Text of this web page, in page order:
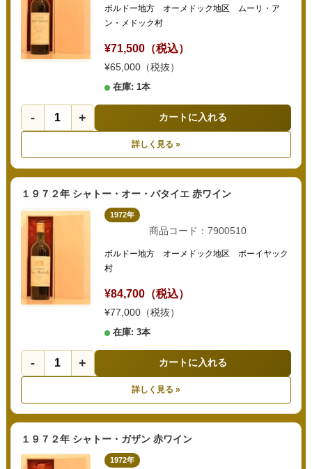
ボルドー地方 オーメドック地区 ムーリ・ア
ン・メドック村
¥71,500（税込）
¥65,000（税抜）
在庫: 1本
- + カートに入れる
詳しく見る »
１９７２年 シャトー・オー・バタイエ 赤ワイン
1972年
商品コード：7900510
ボルドー地方 オーメドック地区 ポーイヤック
村
¥84,700（税込）
¥77,000（税抜）
在庫: 3本
- + カートに入れる
詳しく見る »
１９７２年 シャトー・ガザン 赤ワイン
1972年